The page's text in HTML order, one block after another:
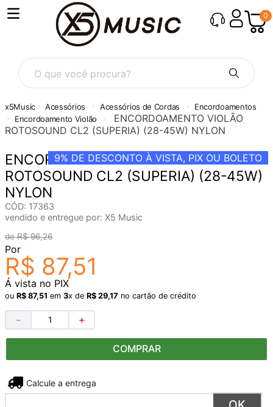
0
O que você procura?
Acessórios Acessórios de Cordas
Encordoamentos
Encordoamento Violão
ENCORDOAMENTO VIOLÃO
ROTOSOUND CL2 (SUPERIA) (28-45W) NYLON
9% DE DESCONTO À VISTA, PIX OU BOLETO
ENCORDOAMENTO VIOLÃO
ROTOSOUND CL2 (SUPERIA) (28-45W)
NYLON
CÓD: 17363
vendido e entregue por: X5 Music
R$ 96,26
Por
R$ 87,51
Á vista no PIX
ou R$ 87,51 em 3x de R$ 29,17 no cartão de crédito
＋
－
COMPRAR
Não sei meu CEP